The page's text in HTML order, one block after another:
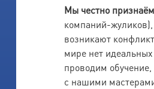
Мы честно признаём
компаний-жуликов),
возникают
мире нет
проводим
с нашими